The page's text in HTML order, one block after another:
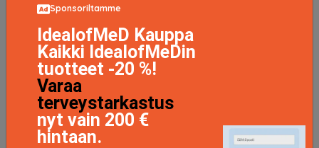
Sponsoriltamme
IdealofMeD Kauppa
Kaikki IdealofMeDin
tuotteet -20 %!
Varaa
terveystarkastus
nyt vain 200 €
hintaan.